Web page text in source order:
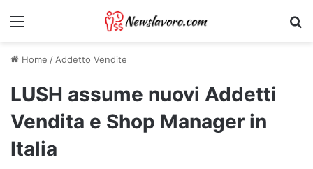
Menu
Home /Addetto Vendite
LUSH assume nuovi Addetti
Vendita e Shop Manager in
Italia